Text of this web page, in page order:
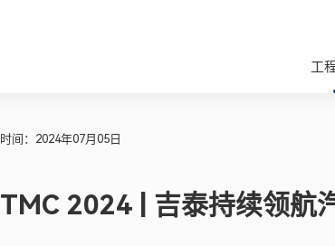
工
时间：2024年07月05日
TMC 2024 | 吉泰持续领航